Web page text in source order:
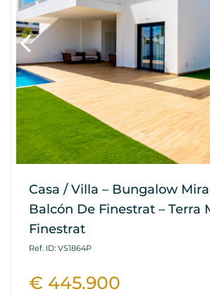
Casa / Villa – Bungalow
Balcón De Finestrat – Terra
Finestrat
Ref. ID: VS1864P
€ 445.900